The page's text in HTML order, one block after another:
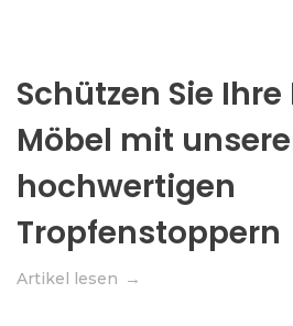
Schützen Sie
Möbel mit
hochwertigen
Tropfenstoppern
Artikel lesen